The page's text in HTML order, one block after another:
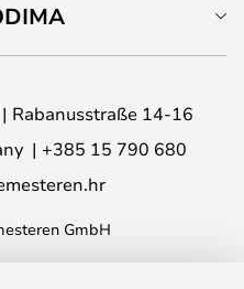
Rabanusstraße 14-16
+385 15 790 680
GmbH